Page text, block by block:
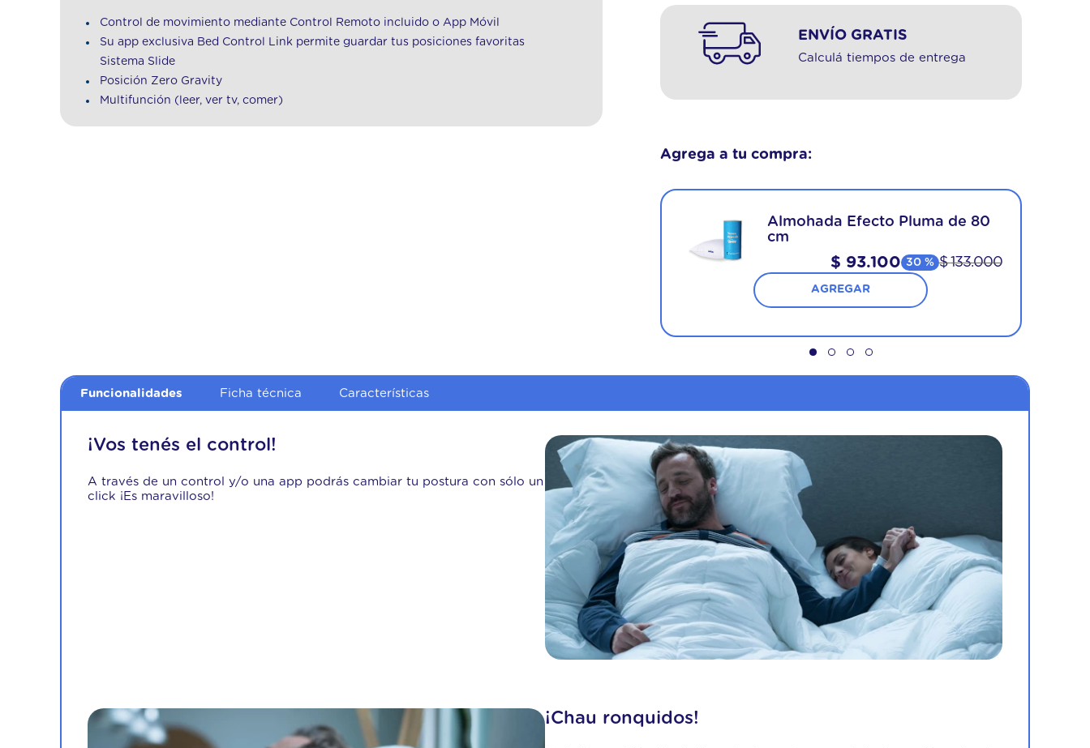
Control de movimiento mediante Control Remoto incluido o App Móvil
Su app exclusiva Bed Control Link permite guardar tus posiciones favoritas
Sistema Slide
Posición Zero Gravity
Multifunción (leer, ver tv, comer)
ENVÍO GRATIS
Calculá tiempos de entrega
Agrega a tu compra:
Almohada Efecto Pluma de 80
cm
$ 133.000
$ 93.100 30 %
AGREGAR
Funcionalidades Ficha técnica Características
¡Vos tenés el control!
A través de un control y/o una app podrás cambiar tu postura con sólo un
click ¡Es maravilloso!
¡Chau ronquidos!